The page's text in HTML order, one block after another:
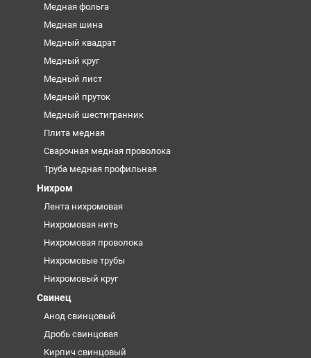
Медная фольга
Медная шина
Медный квадрат
Медный круг
Медный лист
Медный пруток
Медный шестигранник
Плита медная
Сварочная медная проволока
Труба медная профильная
Нихром
Лента нихромовая
Нихромовая нить
Нихромовая проволока
Нихромовые трубы
Нихромовый круг
Свинец
Анод свинцовый
Дробь свинцовая
Кирпич свинцовый